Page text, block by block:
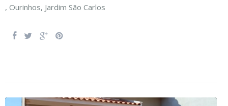
, Ourinhos, Jardim São Carlos